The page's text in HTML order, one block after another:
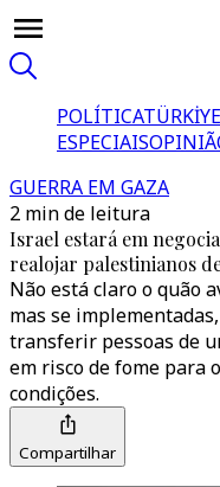
POLÍTICATÜRKİYE
ESPECIAIS
GUERRA EM GAZA
2 min de leitura
Israel estará em
realojar palestinianos
Não está claro o quão
mas se
transferir pessoas de
em risco de fome para
condições.
Compartilhar